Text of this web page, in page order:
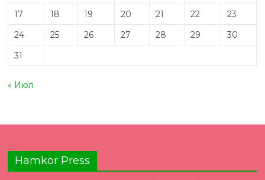
17
18 19 20 21 22
23
24
25 26 27 28 29
30
31
« Июл
Hamkor Press